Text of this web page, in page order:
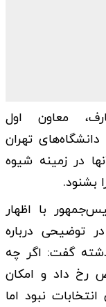
معاون اول
تهران‌
در زمینه شیوه
بشنود.
با اظهار
توضیحی درباره
گفت: اگر چه
رخ داد و امکان
نبود اما